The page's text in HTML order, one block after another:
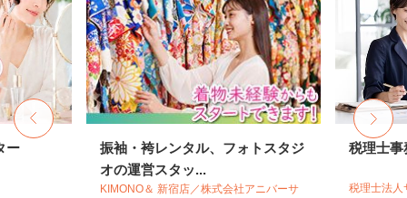
ー
振袖・袴レンタル、フォトスタジ
オの運営スタッ...
KIMONO＆ 新宿店／株式会社アニバーサ
税理士事
税理士法人